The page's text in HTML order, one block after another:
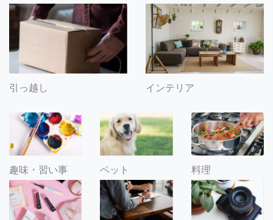
引っ越し インテリア
趣味・習い事 ペット 料理